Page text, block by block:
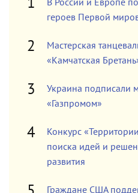
В России и Европе
героев Первой
Мастерская
«Камчатская
Украина подписали
«Газпромом»
Конкурс
поиска идей и
развития
Граждане США